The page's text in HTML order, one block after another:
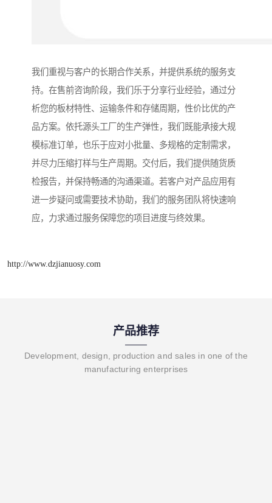
我们重视与客户的长期合作关系，并提供系统的服务支
持。在售前咨询阶段，我们乐于分享行业经验，通过分
析您的板材特性、运输条件和存储周期，性价比优的产
品方案。依托源头工厂的生产弹性，我们既能承接大规
模标准订单，也乐于应对小批量、多规格的定制需求，
并尽力压缩打样与生产周期。交付后，我们提供随货质
检报告，并保持畅通的沟通渠道。若客户对产品应用有
进一步疑问或需要技术协助，我们的服务团队将快速响
应，力求通过服务保障您的项目进度与终效果。
http://www.dzjianuosy.com
产品推荐
Development, design, production and sales in one of the
manufacturing enterprises